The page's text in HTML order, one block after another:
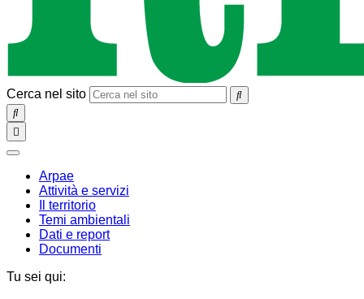
Cerca nel sito
SEARCH
Toggle
navigation
chiudi
Arpae
Attività e servizi
Il territorio
Temi ambientali
Dati e report
Documenti
Tu sei qui: